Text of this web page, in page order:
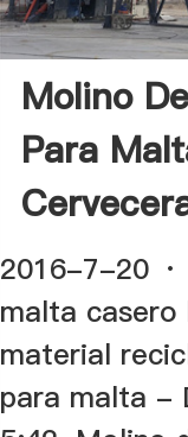
Molino
Para
2016-7-20 ·
malta casero
material
para malta -